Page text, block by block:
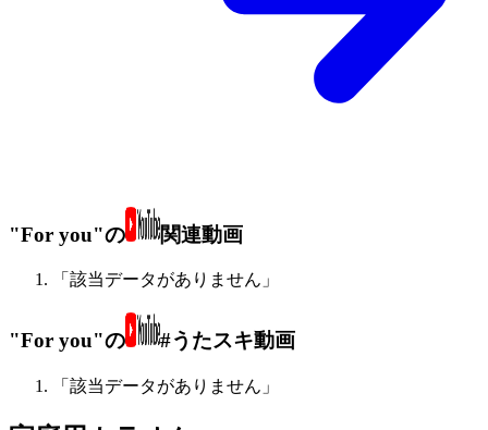
"For you"の 関連動画
「該当データがありません」
"For you"の #うたスキ動画
「該当データがありません」